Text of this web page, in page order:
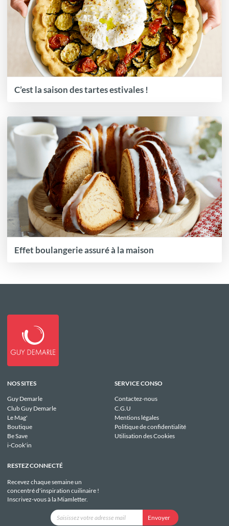
C’est la saison des tartes estivales !
Effet boulangerie assuré à la maison
NOS SITES
Guy Demarle
Club Guy Demarle
Le Mag'
Boutique
Be Save
i-Cook'in
SERVICE CONSO
Contactez-nous
C.G.U
Mentions légales
Politique de confidentialité
Utilisation des Cookies
RESTEZ CONNECTÉ
Recevez chaque semaine un
concentré d'inspiration cuilinaire !
Inscrivez-vous à la Miamletter.